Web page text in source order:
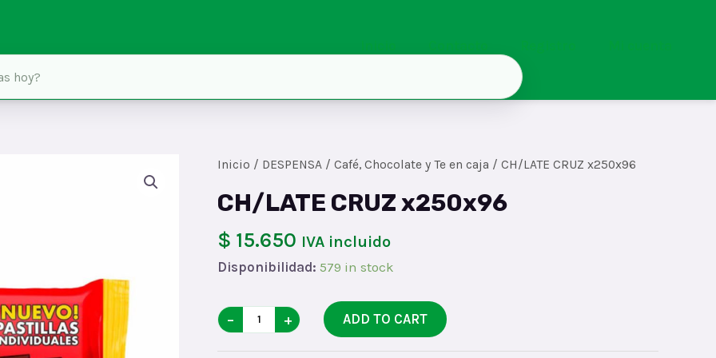
Inicio / DESPENSA / Café, Chocolate y Te en caja / CH/LATE CRUZ x250x96
CH/LATE CRUZ x250x96
$ 15.650 IVA incluido
Disponibilidad: 579 in stock
CH/LATE
CRUZ
− + ADD TO CART